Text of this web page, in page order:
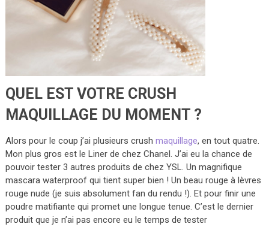
QUEL EST VOTRE CRUSH
MAQUILLAGE DU MOMENT ?
Alors pour le coup j’ai plusieurs crush maquillage, en tout quatre.
Mon plus gros est le Liner de chez Chanel. J’ai eu la chance de
pouvoir tester 3 autres produits de chez YSL. Un magnifique
mascara waterproof qui tient super bien ! Un beau rouge à lèvres
rouge nude (je suis absolument fan du rendu !). Et pour finir une
poudre matifiante qui promet une longue tenue. C’est le dernier
produit que je n’ai pas encore eu le temps de tester